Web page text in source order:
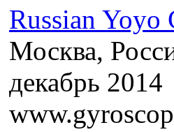
Russian Yoyo
Москва,
декабрь 2014